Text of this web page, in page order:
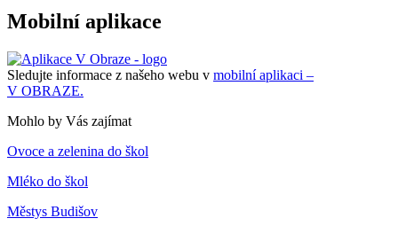
Mobilní aplikace
Sledujte informace z našeho webu v mobilní aplikaci –
V OBRAZE.
Mohlo by Vás zajímat
Ovoce a zelenina do škol
Mléko do škol
Městys Budišov